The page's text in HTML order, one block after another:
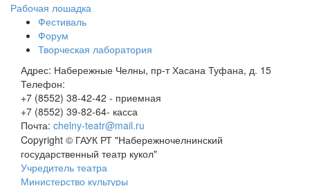
Рабочая лошадка
Фестиваль
Форум
Творческая лаборатория
Адрес: Набережные Челны, пр-т Хасана Туфана, д. 15
Телефон:
+7 (8552) 38-42-42 - приемная
+7 (8552) 39-82-64- касса
Почта: chelny-teatr@mail.ru
Copyright © ГАУК РТ "Набережночелнинский
государственный театр кукол"
Учредитель театра
Министерство культуры